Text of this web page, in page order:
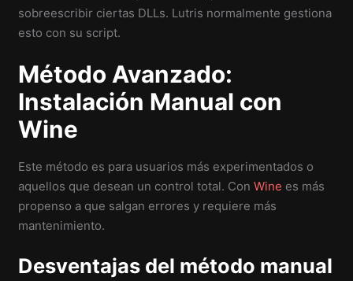
sobreescribir ciertas DLLs. Lutris normalmente gestiona
esto con su script.
Método Avanzado:
Instalación Manual con
Wine
Este método es para usuarios más experimentados o
aquellos que desean un control total. ConWine es más
propenso a que salgan errores y requiere más
mantenimiento.
Desventajas del método manual